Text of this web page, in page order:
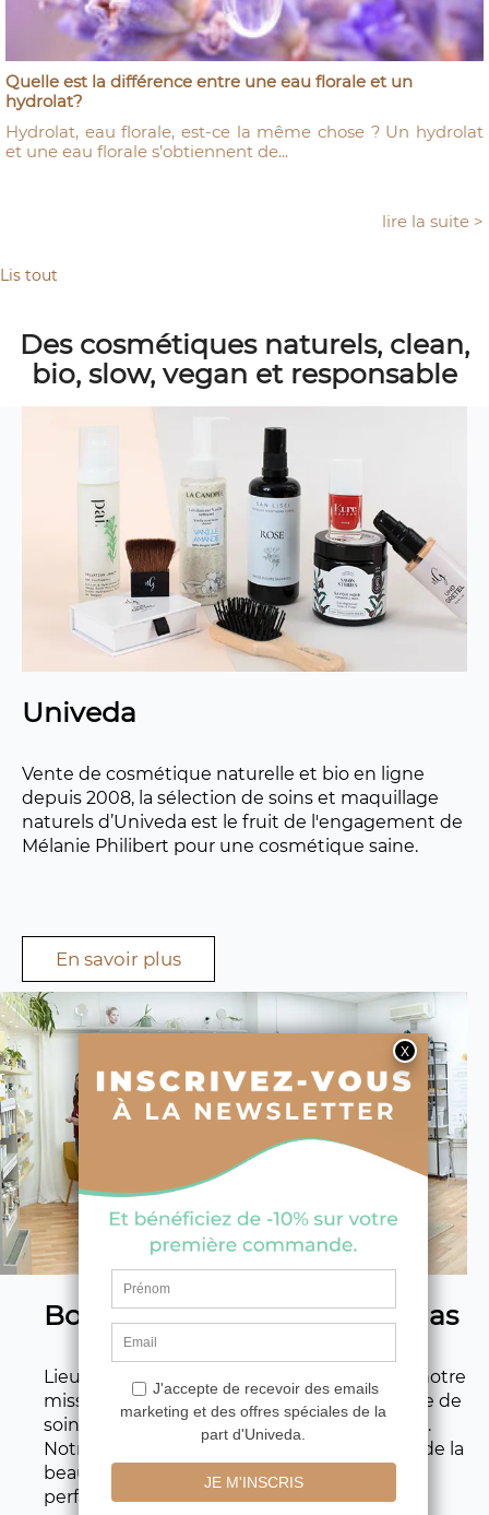
Quelle est la différence entre une eau florale et un
hydrolat?
Hydrolat, eau florale, est-ce la même chose ? Un hydrolat
et une eau florale s’obtiennent de...
lire la suite >
Lis tout
Des cosmétiques naturels, clean,
bio, slow, vegan et responsable
Univeda
Vente de cosmétique naturelle et bio en ligne
depuis 2008, la sélection de soins et maquillage
naturels d’Univeda est le fruit de l'engagement de
Mélanie Philibert pour une cosmétique saine.
En savoir plus
Boutique & Institut à Aubenas
Lieu d’échanges et de conseils privélégiés, notre
mission est de vous aider à trouver la routine de
soins naturels adaptée à votre type de peau.
Notre institut propose une autre approche de la
beauté avec une offre de soins de qualité et
performants dans un espace ressourçant.